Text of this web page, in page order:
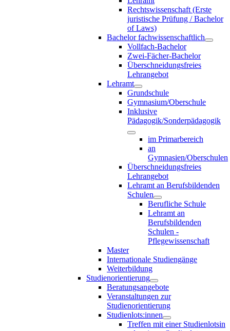
Rechtswissenschaft (Erste
juristische Prüfung / Bachelor
of Laws)
Bachelor fachwissenschaftlich
Vollfach-Bachelor
Zwei-Fächer-Bachelor
Überschneidungsfreies
Lehrangebot
Lehramt
Grundschule
Gymnasium/Oberschule
Inklusive
Pädagogik/Sonderpädagogik
im Primarbereich
an
Gymnasien/Oberschulen
Überschneidungsfreies
Lehrangebot
Lehramt an Berufsbildenden
Schulen
Berufliche Schule
Lehramt an
Berufsbildenden
Schulen -
Pflegewissenschaft
Master
Internationale Studiengänge
Weiterbildung
Studienorientierung
Beratungsangebote
Veranstaltungen zur
Studienorientierung
Studienlots:innen
Treffen mit einer Studienlotsin